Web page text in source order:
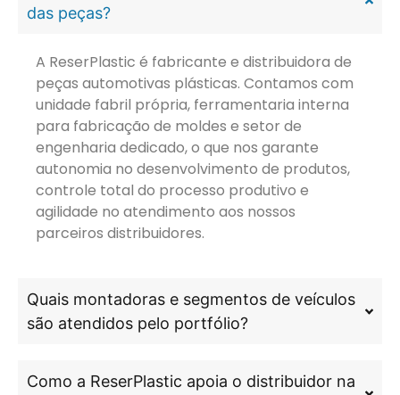
das peças?
A ReserPlastic é fabricante e distribuidora de
peças automotivas plásticas. Contamos com
unidade fabril própria, ferramentaria interna
para fabricação de moldes e setor de
engenharia dedicado, o que nos garante
autonomia no desenvolvimento de produtos,
controle total do processo produtivo e
agilidade no atendimento aos nossos
parceiros distribuidores.
Quais montadoras e segmentos de veículos
são atendidos pelo portfólio?
Como a ReserPlastic apoia o distribuidor na